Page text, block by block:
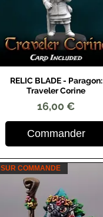
Aperçu rapide
RELIC BLADE - Paragon:
Traveler Corine
Prix
16,00 €
Commander
SUR COMMANDE